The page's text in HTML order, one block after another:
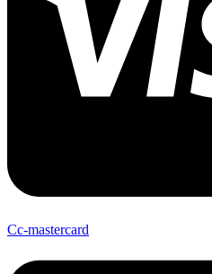
Cc-mastercard